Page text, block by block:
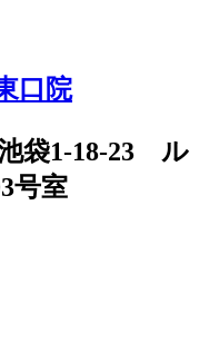
袋1-18-23 ル
号室